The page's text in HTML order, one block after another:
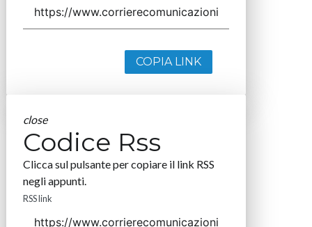
COPIA LINK
close
Codice Rss
Clicca sul pulsante per copiare il link RSS
negli appunti.
RSS link